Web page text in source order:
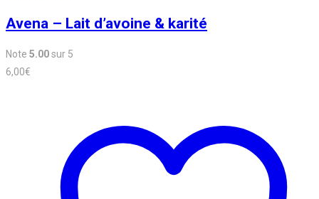
Avena – Lait d’avoine & karité
Note 5.00sur 5
6,00€